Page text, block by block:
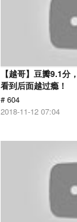
【越哥】豆瓣9.1分
看到后面越过瘾！
# 604
2018-11-12 07:04